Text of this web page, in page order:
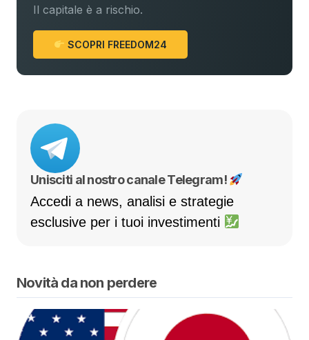
Il capitale è a rischio.
SCOPRI FREEDOM24
Unisciti al nostro canale Telegram!
Accedi a news, analisi e strategie
esclusive per i tuoi investimenti
Novità da non perdere